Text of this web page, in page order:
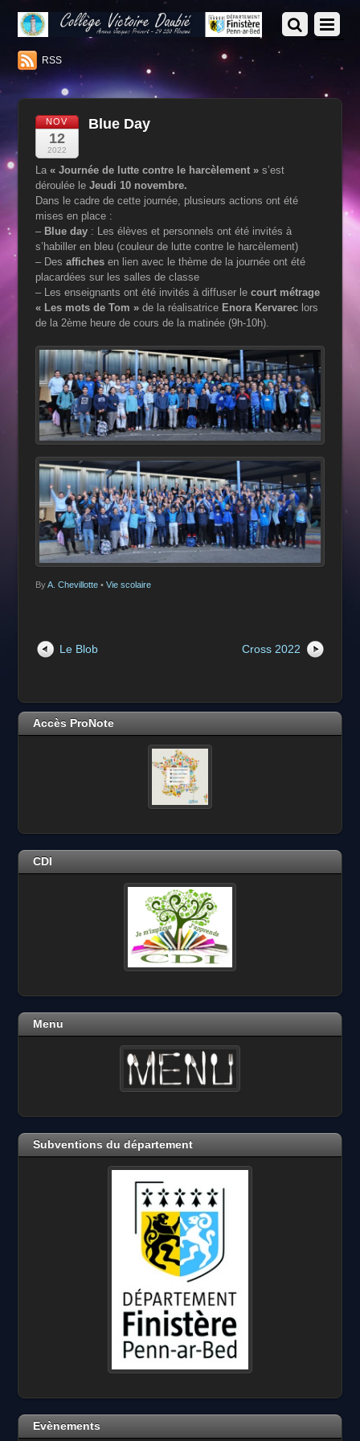
RSS
NOV
12
2022
Blue Day
La « Journée de lutte contre le harcèlement »s’est
déroulée le Jeudi 10 novembre.
Dans le cadre de cette journée, plusieurs actions ont été
mises en place :
–Blue day: Les élèves et personnels ont été invités à
s’habiller en bleu (couleur de lutte contre le harcèlement)
– Des affichesen lien avec le thème de la journée ont été
placardées sur les salles de classe
– Les enseignants ont été invités à diffuser le court métrage
« Les mots de Tom »de la réalisatrice Enora Kervareclors
de la 2ème heure de cours de la matinée (9h-10h).
ByA. Chevillotte• Vie scolaire
Le Blob Cross 2022
Accès ProNote
CDI
Menu
Subventions du département
Evènements